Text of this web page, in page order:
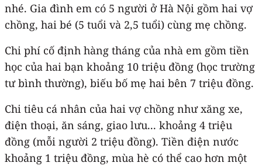
nhé. Gia đình em có 5 người ở Hà Nội gồm hai vợ
chồng, hai bé (5 tuổi và 2,5 tuổi) cùng mẹ chồng.
Chi phí cố định hàng tháng của nhà em gồm tiền
học của hai bạn khoảng 10 triệu đồng (học trường
tư bình thường), biếu bố mẹ hai bên 7 triệu đồng.
Chi tiêu cá nhân của hai vợ chồng như xăng xe,
điện thoại, ăn sáng, giao lưu... khoảng 4 triệu
đồng (mỗi người 2 triệu đồng). Tiền điện nước
khoảng 1 triệu đồng, mùa hè có thể cao hơn một